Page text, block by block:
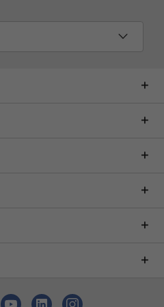
CO₂ Offset Service
CO₂-uitstoot over
van je pc,
Naties, Gold
transparantie van de